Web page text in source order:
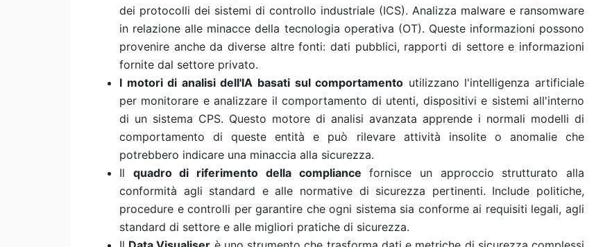
dei protocolli dei sistemi di controllo industriale (ICS). Analizza malware e ransomware
in relazione alle minacce della tecnologia operativa (OT). Queste informazioni possono
provenire anche da diverse altre fonti: dati pubblici, rapporti di settore e informazioni
fornite dal settore privato.
I motori di analisi dell'IA basati sul comportamento utilizzano l'intelligenza artificiale
per monitorare e analizzare il comportamento di utenti, dispositivi e sistemi all'interno
di un sistema CPS. Questo motore di analisi avanzata apprende i normali modelli di
comportamento di queste entità e può rilevare attività insolite o anomalie che
potrebbero indicare una minaccia alla sicurezza.
Il quadro di riferimento della compliance fornisce un approccio strutturato alla
conformità agli standard e alle normative di sicurezza pertinenti. Include politiche,
procedure e controlli per garantire che ogni sistema sia conforme ai requisiti legali, agli
standard di settore e alle migliori pratiche di sicurezza.